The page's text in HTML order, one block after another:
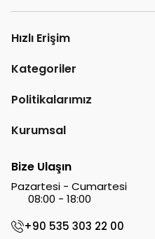
Hızlı Erişim
Kategoriler
Politikalarımız
Kurumsal
Bize Ulaşın
Pazartesi - Cumartesi
08:00 - 18:00
+90 535 303 22 00